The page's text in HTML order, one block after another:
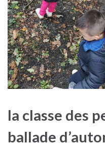
la classe des
ballade